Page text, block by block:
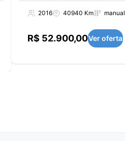
2016 40940 Km manual
R$ 52.900,00Ver oferta